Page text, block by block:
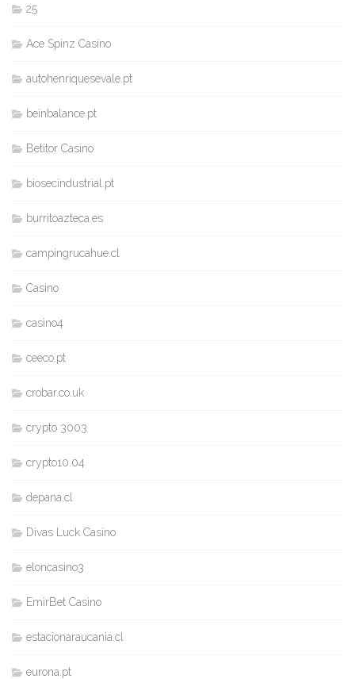
25
Ace Spinz Casino
autohenriquesevale.pt
beinbalance.pt
Betitor Casino
biosecindustrial.pt
burritoazteca.es
campingrucahue.cl
Casino
casino4
ceeco.pt
crobar.co.uk
crypto 3003
crypto10.04
depana.cl
Divas Luck Casino
eloncasino3
EmirBet Casino
estacionaraucania.cl
eurona.pt